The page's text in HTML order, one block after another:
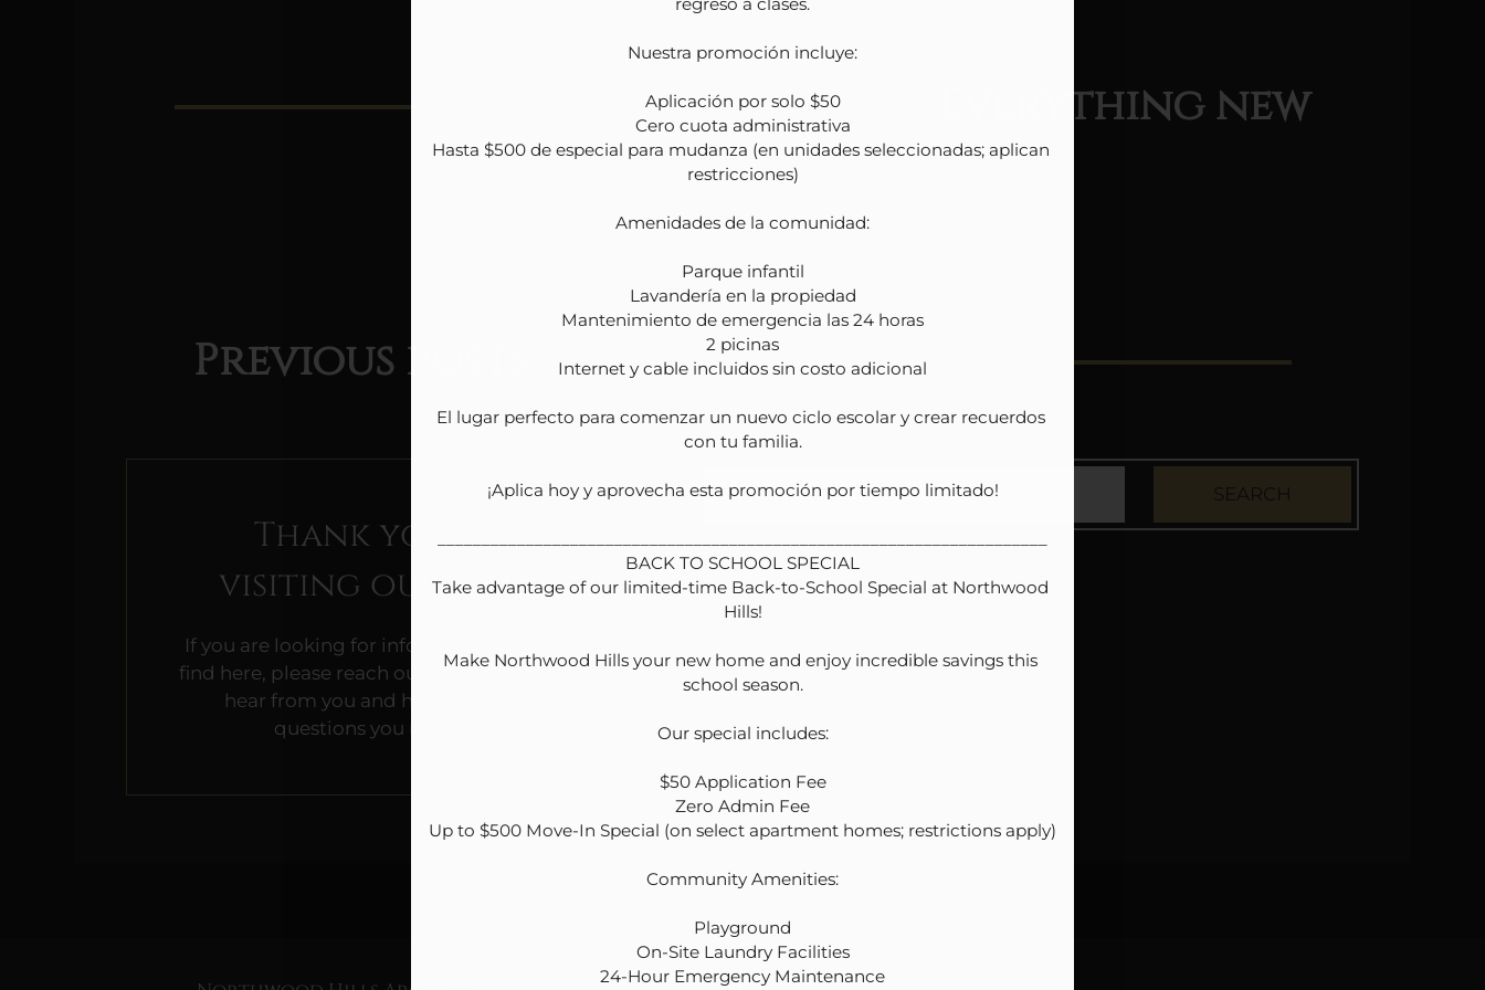
Everythingnew
Previous posts
Thank you for
visiting our blogs.
If you are looking for information you didn't
find here, please reach out to us. We'd love to
hear from you and help answer any
questions you may have.
SEARCH
Nuestra promoción incluye:
Aplicación por solo $50
Cero cuota administrativa
Hasta $500 de especial para mudanza (en unidades seleccionadas; aplican
restricciones)
Amenidades de la comunidad:
Parque infantil
Lavandería en la propiedad
Mantenimiento de emergencia las 24 horas
2 picinas
Internet y cable incluidos sin costo adicional
El lugar perfecto para comenzar un nuevo ciclo escolar y crear recuerdos
con tu familia.
¡Aplica hoy y aprovecha esta promoción por tiempo limitado!
BACK TO SCHOOL SPECIAL
Take advantage of our limited-time Back-to-School Special at Northwood
Hills!
Make Northwood Hills your new home and enjoy incredible savings this
school season.
Our special includes:
$50 Application Fee
Zero Admin Fee
Up to $500 Move-In Special (on select apartment homes; restrictions apply)
Community Amenities:
Playground
On-Site Laundry Facilities
24-Hour Emergency Maintenance